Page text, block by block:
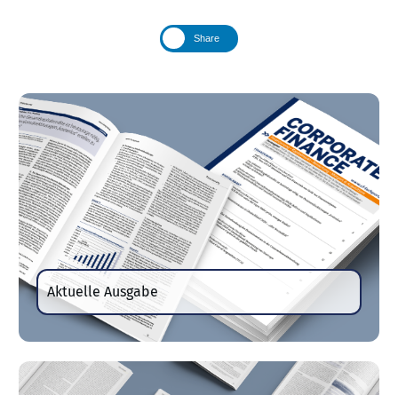
Share
Aktuelle Ausgabe